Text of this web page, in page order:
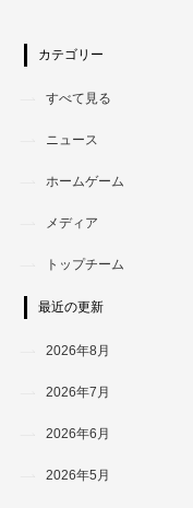
カテゴリー
すべて見る
ニュース
ホームゲーム
メディア
トップチーム
最近の更新
2026年8月
2026年7月
2026年6月
2026年5月